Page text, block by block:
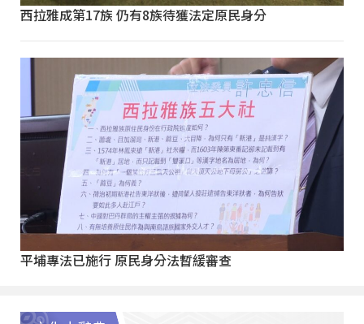
西拉雅成第17族 仍有8族待獲法定原民身分
平埔專法已施行 原民身分法暫緩審查